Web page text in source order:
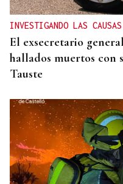
INVESTIGANDO LAS CAUSAS
El exsecretario
hallados muertos con
Tauste